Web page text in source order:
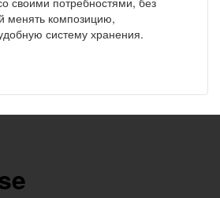
менять композицию,
систему хранения.